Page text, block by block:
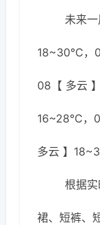
未来
18~30℃，
08【 多云
16~28℃，
多云 】
根据
裙、短裤、